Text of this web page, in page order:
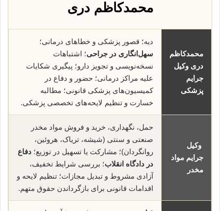
محمدکاظم دری
محمدکاظم
دری وکیل
جرایم
پزشکی
دیه؛ قصور پزشکی و خطاهای درمانی؛
سهل‌انگاری در جراحی؛ اشتباهات
نسخه‌نویسی و تجویز دارو؛ پیگیری شکایات
علیه مراکز درمانی؛ حضور و دفاع در
کمیسیون‌های پزشکی قانونی؛ مطالبه
خسارت و تنظیم لایحه‌های تخصصی پزشکی.
وکیل
جرایم مواد
مخدر
حمل، نگهداری، خرید و فروش مواد مخدر
صنعتی و سنتی (شیشه، تریاک، هروئین،
روانگردان)؛ مشارکت یا تسهیل در توزیع؛ دفاع
در دادگاه انقلاب؛ بررسی شرایط تخفیف،
آزادی مشروط و تبدیل مجازات؛ تنظیم لایحه و
اقدامات قانونی برای بازگرداندن حقوق متهم.